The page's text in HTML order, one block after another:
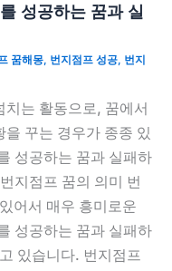
성공하는 꿈과 실
꿈해몽, 번지점프 성공, 번지
치는 활동으로, 꿈에서
꾸는 경우가 종종 있
성공하는 꿈과 실패하
지점프 꿈의 의미 번
어서 매우 흥미로운
성공하는 꿈과 실패하
있습니다. 번지점프